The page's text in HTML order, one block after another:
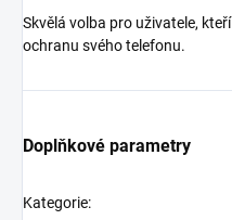
Skvělá volba pro uživatele,
ochranu svého telefonu.
Doplňkové parametry
Kategorie: